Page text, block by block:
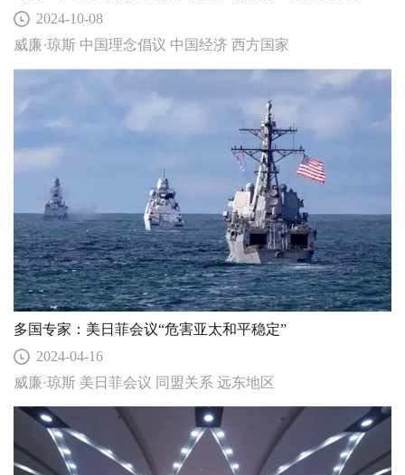
2024-10-08
威廉·琼斯 中国理念倡议 中国经济 西方国家
多国专家：美日菲会议“危害亚太和平稳定”
2024-04-16
威廉·琼斯 美日菲会议 同盟关系 远东地区